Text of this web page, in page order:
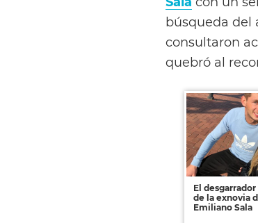
búsqueda del
consultaron
quebró al
El
de la exnovia
Emiliano Sala